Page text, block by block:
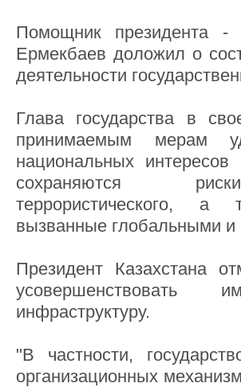
Помощник президента -
Ермекбаев доложил о
деятельности
Глава государства в
принимаемым мерам
национальных
сохраняются риски
террористического, а
вызванные глобальными
Президент Казахстана
усовершенствовать
инфраструктуру.
"В частности,
организационных